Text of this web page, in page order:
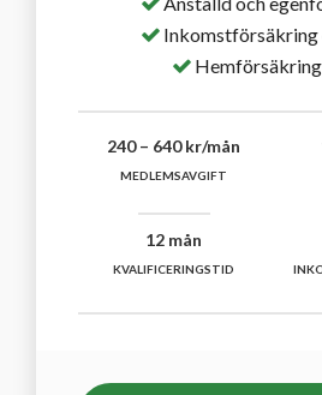
MEDLEMSAVGIFT
240 – 640 kr/mån
KVALIFICERINGSTID
12 mån